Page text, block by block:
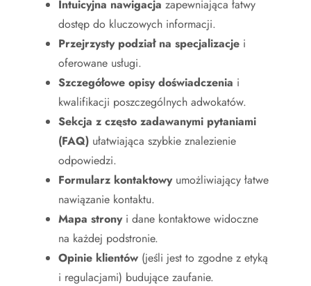
Intuicyjna nawigacja zapewniająca łatwy
dostęp do kluczowych informacji.
Przejrzysty podział na specjalizacje i
oferowane usługi.
Szczegółowe opisy doświadczenia i
kwalifikacji poszczególnych adwokatów.
Sekcja z często zadawanymi pytaniami
(FAQ) ułatwiająca szybkie znalezienie
odpowiedzi.
Formularz kontaktowyumożliwiający łatwe
nawiązanie kontaktu.
Mapa stronyi dane kontaktowe widoczne
na każdej podstronie.
Opinie klientów (jeśli jest to zgodne z etyką
i regulacjami) budujące zaufanie.